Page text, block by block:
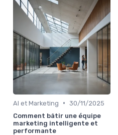
AI et Marketing • 30/11/2025
Comment bâtir une équipe
marketing intelligente et
performante